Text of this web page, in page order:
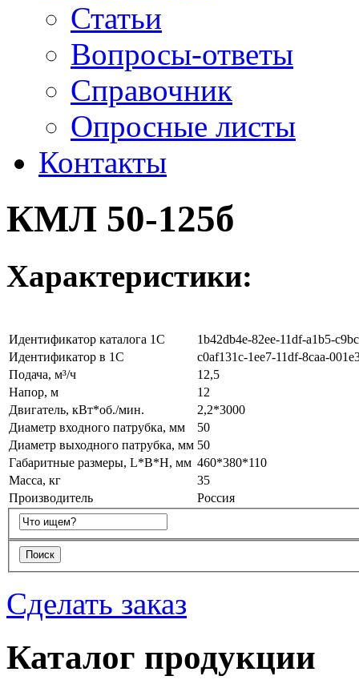
Статьи
Вопросы-ответы
Справочник
Опросные листы
Контакты
КМЛ 50-125б
Характеристики:
Идентификатор каталога 1С
1b42db4e-82ee-11df-a1b5-
Идентификатор в 1С
c0af131c-1ee7-11df-8caa-
Подача, м³/ч
12,5
Напор, м
12
Двигатель, кВт*об./мин.
2,2*3000
Диаметр входного патрубка, мм
50
Диаметр выходного патрубка, мм 50
Габаритные размеры, L*B*H, мм 460*380*110
Масса, кг
35
Производитель
Россия
Сделать заказ
Каталог продукции